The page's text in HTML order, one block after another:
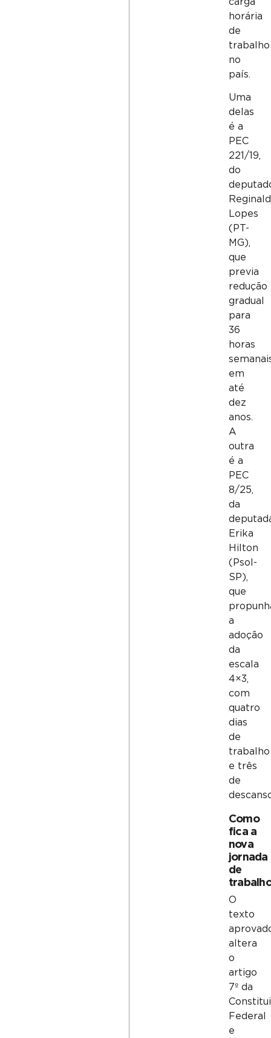
horária
de
trabalho
no
país.
Uma
delas
é a
PEC
221/19,
do
Lopes
(PT-
MG),
que
previa
redução
gradual
para
36
horas
em
até
dez
anos.
A
outra
é a
PEC
8/25,
da
Erika
Hilton
(Psol-
SP),
que
a
adoção
da
escala
4×3,
com
quatro
dias
de
trabalho
e três
de
Como
fica a
nova
jornada
de
O
texto
altera
o
artigo
7º da
Federal
e